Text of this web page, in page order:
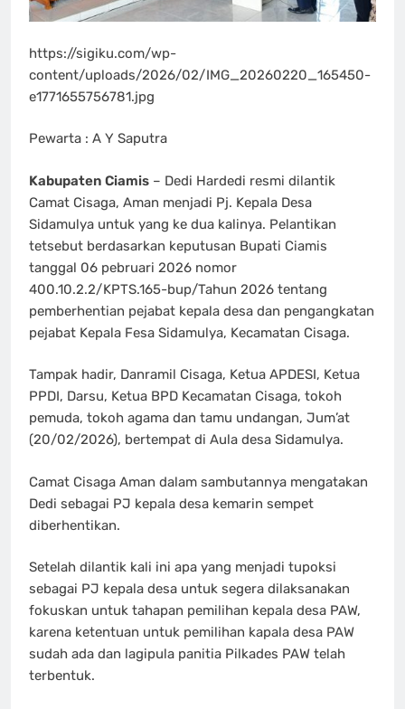
https://sigiku.com/wp-
content/uploads/2026/02/IMG_20260220_165450-
e1771655756781.jpg
Pewarta : A Y Saputra
Kabupaten Ciamis – Dedi Hardedi resmi dilantik
Camat Cisaga, Aman menjadi Pj. Kepala Desa
Sidamulya untuk yang ke dua kalinya. Pelantikan
tetsebut berdasarkan keputusan Bupati Ciamis
tanggal 06 pebruari 2026 nomor
400.10.2.2/KPTS.165-bup/Tahun 2026 tentang
pemberhentian pejabat kepala desa dan pengangkatan
pejabat Kepala Fesa Sidamulya, Kecamatan Cisaga.
Tampak hadir, Danramil Cisaga, Ketua APDESI, Ketua
PPDI, Darsu, Ketua BPD Kecamatan Cisaga, tokoh
pemuda, tokoh agama dan tamu undangan, Jum’at
(20/02/2026), bertempat di Aula desa Sidamulya.
Camat Cisaga Aman dalam sambutannya mengatakan
Dedi sebagai PJ kepala desa kemarin sempet
diberhentikan.
Setelah dilantik kali ini apa yang menjadi tupoksi
sebagai PJ kepala desa untuk segera dilaksanakan
fokuskan untuk tahapan pemilihan kepala desa PAW,
karena ketentuan untuk pemilihan kapala desa PAW
sudah ada dan lagipula panitia Pilkades PAW telah
terbentuk.